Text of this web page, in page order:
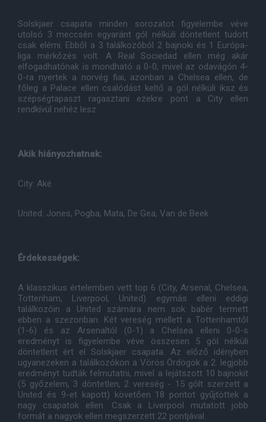
Solskjaer csapata minden sorozatot figyelembe véve
utolsó 3 meccsén egyaránt gól nélküli döntetlent tudott
csak elérni. Ebből a 3 találkozóból 2 bajnoki és 1 Európa-
liga mérkőzés volt. A Real Sociedad ellen még akár
elfogadhatónak is mondható a 0-0, mivel az odavágón 4-
0-ra nyertek a norvég fiai, azonban a Chelsea ellen, de
főleg a Palace ellen csalódást keltő a gól nélküli iksz és
szépségtapaszt ragasztani ezekre pont a City ellen
rendkívül nehéz lesz.
Akik hiányozhatnak:
City: Aké
United: Jones, Pogba, Mata, De Gea, Van de Beek
Érdekességek:
A klasszikus értelemben vett top 6 (City, Arsenal, Chelsea,
Tottenham, Liverpool, United) egymás elleni eddigi
találkozóin a United számára nem sok babér termett
ebben a szezonban. Két vereség mellett a Tottenhamtől
(1-6) és az Arsenaltól (0-1) a Chelsea elleni 0-0-s
eredményt is figyelembe véve összesen 5 gól nélküli
döntetlent ért el Solskjaer csapata. Az előző idényben
ugyanezeken a találkozókon a Vörös Ördögök a 2. legjobb
eredményt tudták felmutatni, mivel a lejátszott 10 bajnokit
(5 győzelem, 3 döntetlen, 2 vereség - 15 gólt szerzett a
United és 9-et kapott) követően 18 pontot gyűjtöttek a
nagy csapatok ellen. Csak a Liverpool mutatott jobb
formát a nagyok ellen megszerzett 22 pontjával.